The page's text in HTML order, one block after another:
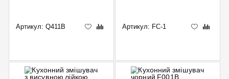
Артикул: Q411B Артикул: FC-1